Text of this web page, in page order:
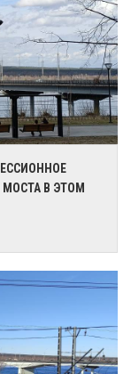
МОСТА В ЭТОМ